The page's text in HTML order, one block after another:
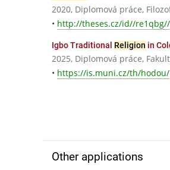
2020, Diplomová práce,
• http://theses.cz/id//re1qbg//
Igbo Traditional Religion in
2025, Diplomová práce,
• https://is.muni.cz/th/hodou/
Other applications